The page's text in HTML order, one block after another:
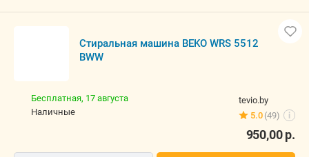
Стиральная машина BEKO WRS 5512
BWW
tevio.by
5.0 (49) i
Бесплатная, 17 августа
наличные
950,00р.